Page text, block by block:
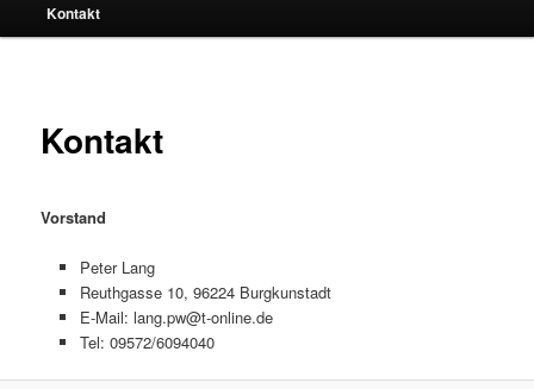
Kontakt
Kontakt
Vorstand
Peter Lang
Reuthgasse 10, 96224 Burgkunstadt
E-Mail: lang.pw@t-online.de
Tel: 09572/6094040